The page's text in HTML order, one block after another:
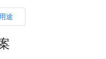
途